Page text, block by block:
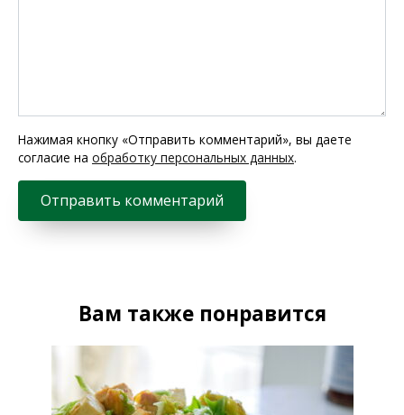
Нажимая кнопку «Отправить комментарий», вы даете
согласие на обработку персональных данных.
Вам также понравится